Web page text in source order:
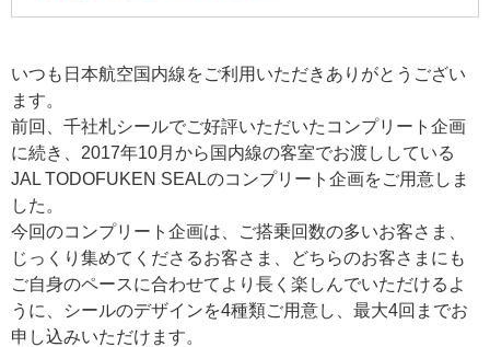
いつも日本航空国内線をご利用いただきありがとうござい
ます。
前回、千社札シールでご好評いただいたコンプリート企画
に続き、2017年10月から国内線の客室でお渡ししている
JAL TODOFUKEN SEALのコンプリート企画をご用意しま
した。
今回のコンプリート企画は、ご搭乗回数の多いお客さま、
じっくり集めてくださるお客さま、どちらのお客さまにも
ご自身のペースに合わせてより長く楽しんでいただけるよ
うに、シールのデザインを4種類ご用意し、最大4回までお
申し込みいただけます。